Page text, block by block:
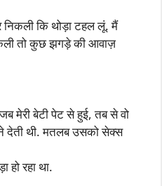
कि थोड़ा टहल लूं. मैं
तो कुछ झगड़े की आवाज़
मेरी बेटी पेट से हुई, तब से वो
देती थी. मतलब उसको सेक्स
हो रहा था.